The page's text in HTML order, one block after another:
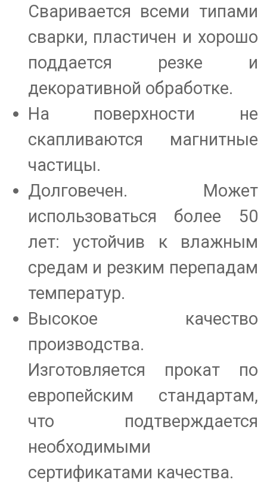
Сваривается всеми типами
сварки, пластичен и хорошо
поддается резке и
декоративной обработке.
На поверхности не
скапливаются магнитные
частицы.
Долговечен. Может
использоваться более 50
лет: устойчив к влажным
средам и резким перепадам
температур.
Высокое качество
производства.
Изготовляется прокат по
европейским стандартам,
что подтверждается
необходимыми
сертификатами качества.